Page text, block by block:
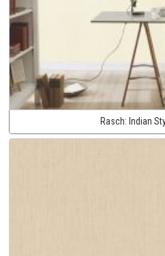
Rasch: Indian